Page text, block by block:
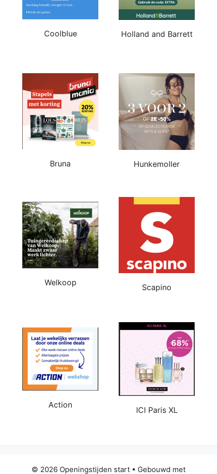
Coolblue Holland and Barrett
Bruna Hunkemoller
Welkoop
Scapino
Action
ICI Paris XL
© 2026 Openingstijden start • Gebouwd met